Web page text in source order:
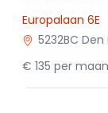
Europalaan 6E
5232BC Den
€ 135 per